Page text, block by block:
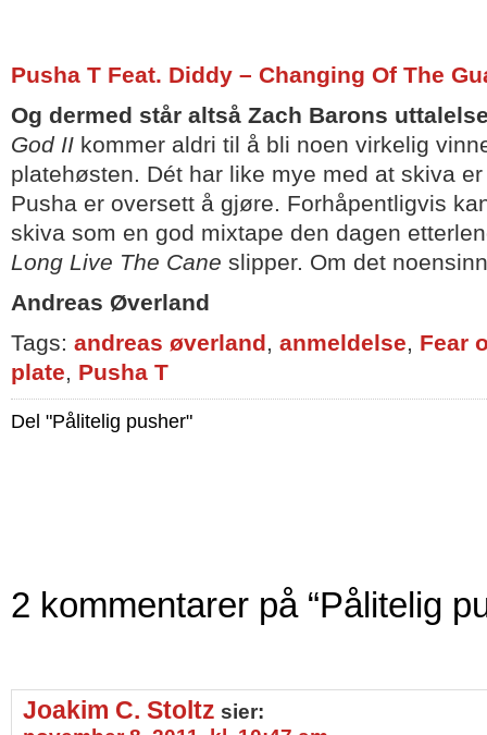
Pusha T Feat. Diddy – Changing Of The
Og dermed står altså Zach Barons
God II kommer aldri til å bli noen virkelig
platehøsten. Dét har like mye med at skiva
Pusha er oversett å gjøre. Forhåpentligvis
skiva som en god mixtape den dagen
Long Live The Cane slipper. Om det
Andreas Øverland
Tags: andreas øverland, anmeldelse, Fear
plate, Pusha T
Del "Pålitelig pusher"
2 kommentarer på “Pålitelig
Joakim C. Stoltz sier: